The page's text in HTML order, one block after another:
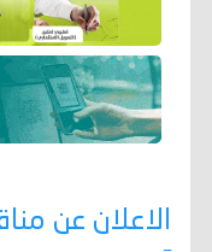
الاعلان عن